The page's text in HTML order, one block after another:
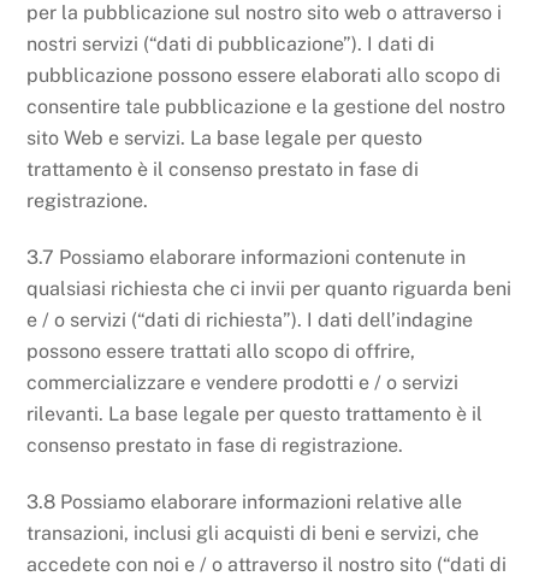
per la pubblicazione sul nostro sito web o attraverso i
nostri servizi (“dati di pubblicazione”). I dati di
pubblicazione possono essere elaborati allo scopo di
consentire tale pubblicazione e la gestione del nostro
sito Web e servizi. La base legale per questo
trattamento è il consenso prestato in fase di
registrazione.
3.7 Possiamo elaborare informazioni contenute in
qualsiasi richiesta che ci invii per quanto riguarda beni
e / o servizi (“dati di richiesta”). I dati dell’indagine
possono essere trattati allo scopo di offrire,
commercializzare e vendere prodotti e / o servizi
rilevanti. La base legale per questo trattamento è il
consenso prestato in fase di registrazione.
3.8 Possiamo elaborare informazioni relative alle
transazioni, inclusi gli acquisti di beni e servizi, che
accedete con noi e / o attraverso il nostro sito (“dati di